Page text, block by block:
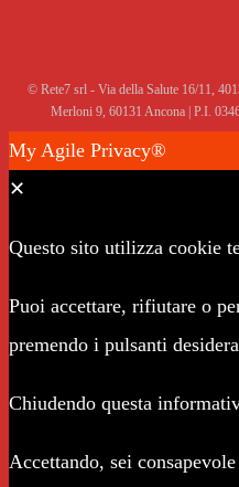
© Rete7 srl - Via della Salute 16/11,
Merloni 9, 60131 Ancona | P.I.
My Agile Privacy®
✕
Questo sito utilizza cookie
Puoi accettare, rifiutare o
premendo i pulsanti
Chiudendo questa
Accettando, sei